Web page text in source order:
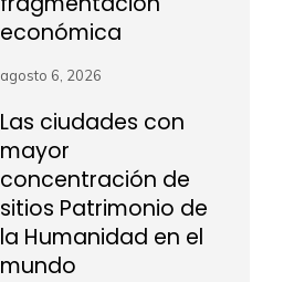
económica
agosto 6, 2026
Las ciudades con
mayor
concentración de
sitios Patrimonio de
la Humanidad en el
mundo